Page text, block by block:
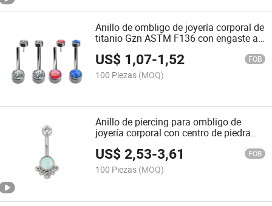
Anillo de ombligo de joyería corporal de
titanio Gzn ASTM F136 con engaste a
US$ 1,07-1,52 FOB
100 Piezas (MOQ)
Anillo de piercing para ombligo de
joyería corporal con centro de piedra
ópalo en engaste de bisel y F136
titanio Hot Gzn con 5 CZ alrededor
US$2,53-3,61 FOB
100 Piezas (MOQ)